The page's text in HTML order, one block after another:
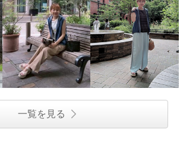
一覧を見る